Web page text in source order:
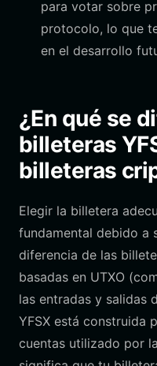
para votar sobre
protocolo, lo que
en el desarrollo
¿En qué se
billeteras
billeteras
Elegir la billetera
fundamental debido a
diferencia de las
basadas en UTXO
las entradas y salidas
YFSX está construida
cuentas utilizado por